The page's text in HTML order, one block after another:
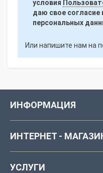
условия
даю свое согласие
персональных
Или напишите нам на
ИНФОРМАЦИЯ
ИНТЕРНЕТ -
УСЛУГИ